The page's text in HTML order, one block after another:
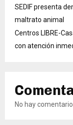
SEDIF presenta
maltrato animal
Centros LIBRE-
con atención
No hay